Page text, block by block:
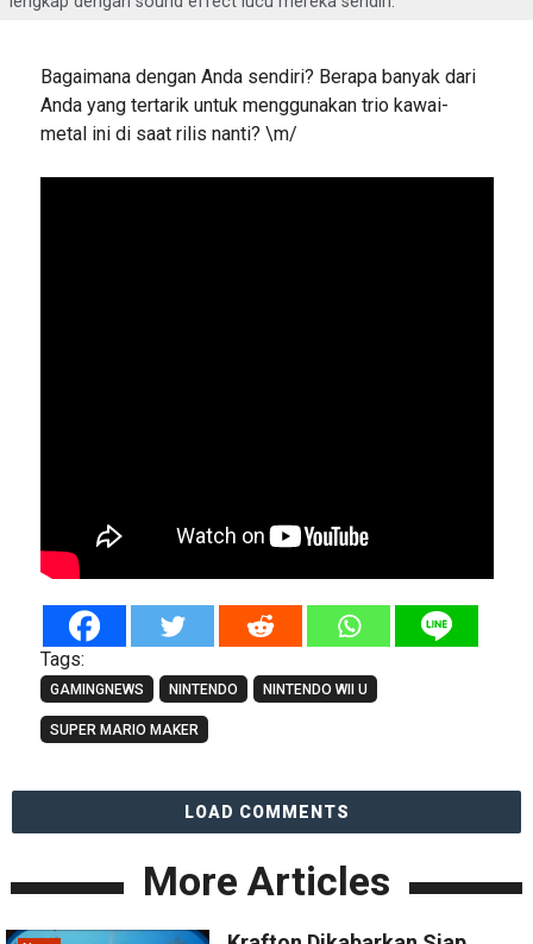
Bagaimana dengan Anda sendiri? Berapa banyak dari
Anda yang tertarik untuk menggunakan trio kawai-
metal ini di saat rilis nanti? \m/
Tags:
GAMINGNEWS NINTENDO NINTENDO WII U
SUPER MARIO MAKER
LOAD COMMENTS
More Articles